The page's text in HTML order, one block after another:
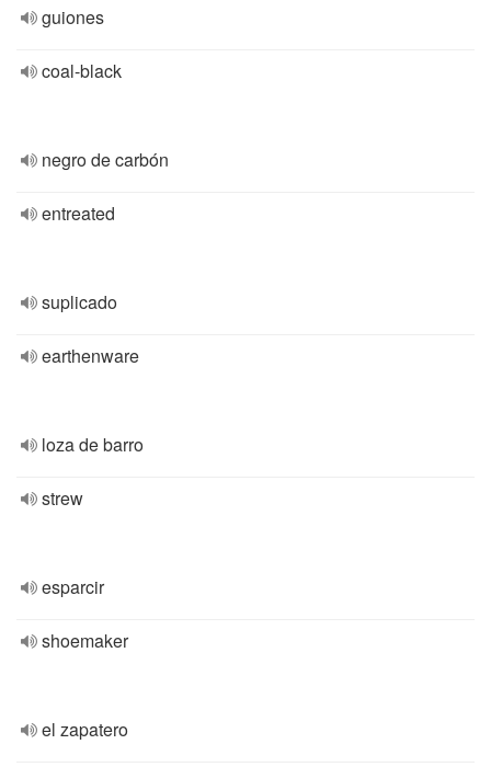
guiones
coal-black
negro de carbón
entreated
suplicado
earthenware
loza de barro
strew
esparcir
shoemaker
el zapatero